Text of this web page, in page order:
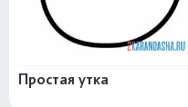
Простая утка